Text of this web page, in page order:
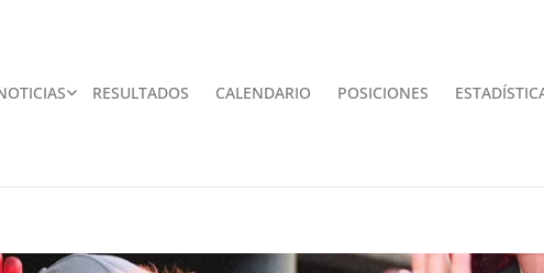
RESULTADOS CALENDARIO POSICIONES